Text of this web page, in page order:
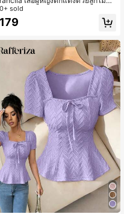
บว์หรูหรา
sold
179